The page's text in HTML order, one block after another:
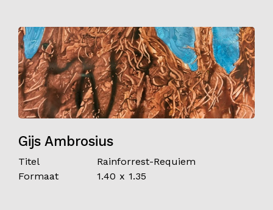
Gijs Ambrosius
Titel
Rainforrest-Requiem
Formaat
1.40 x 1.35